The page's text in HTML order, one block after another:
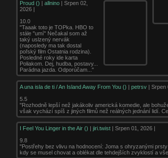
Proud () |allnino | Srpen 02,
2026 |
10.0
"Taaak toto je TOPka. HBO to
stále "umí" Nečakal som až
taký uslzený nervák
(naposledy ma tak dostal
poľský film Ostatnia rodzina).
Posledné roky ide karta
Poliakom. Dej, hudba, postavy...
Parádna jazda. Odporúčam..."
A una isla de ti / An Island Away From You () |petrsv | Srpen
5.5
"Rozhodně lepší než jakákoliv americká komedie, ale
však vychází spíš z jiných filmů než reálných jednání lidí.
I Feel You Linger in the Air () |jiri.twist | Srpen 01, 2026 |
9.8
"Postřehy bez vlivu na hodnocení: Joma s ohryzanými
kdy se musel chovat a oblékat dle tehdejších zvyklostí a